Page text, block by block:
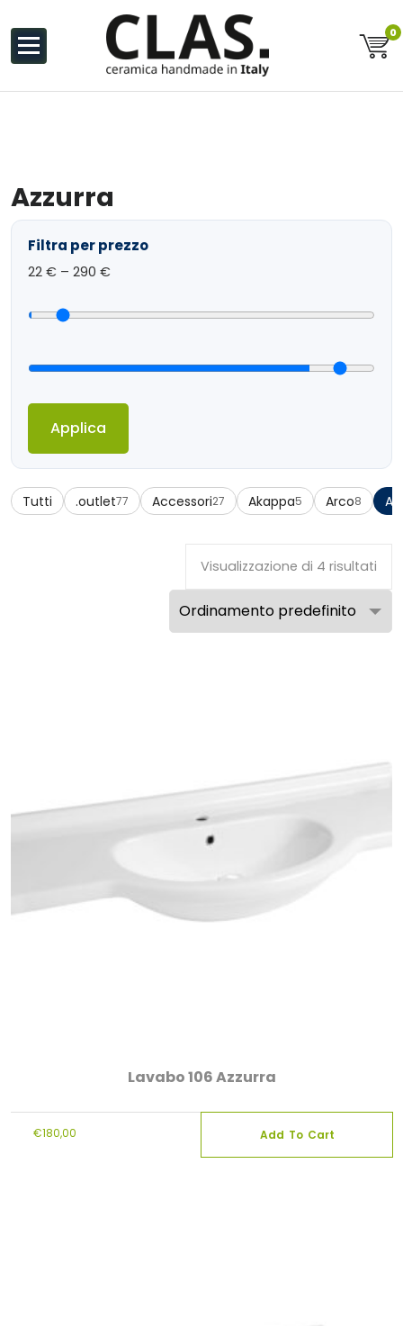
contenuto
0
Azzurra
Filtra per prezzo
22€ – 290 €
Applica
Tutti .outlet77 Accessori27 Akappa5 Arco8
Visualizzazione di 4 risultati
Lavabo 106 Azzurra
€180,00 Add To Cart